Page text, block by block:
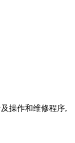
操作和维修程序,